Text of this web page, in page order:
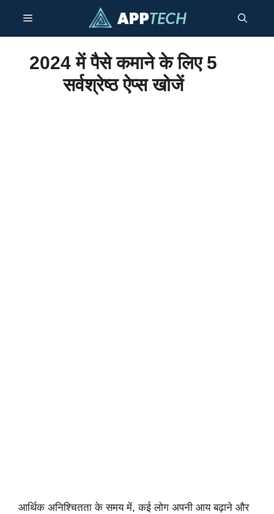
जाएं
मेनू
2024 में पैसे कमाने के लिए 5
सर्वश्रेष्ठ ऐप्स खोजें
आर्थिक अनिश्चितता के समय में, कई लोग अपनी आय बढ़ाने और